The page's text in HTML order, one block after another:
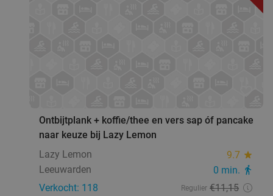
Ontbijtplank + koffie/thee en vers sap óf pancake
naar keuze bij Lazy Lemon
Lazy Lemon
9.7 star
Leeuwarden 0 min. directions_walk
Verkocht: 118 Regulier €11,15